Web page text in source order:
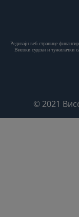
Редизајн веб странице
Високи судски и тужилачки
© 2021